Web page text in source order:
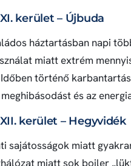
kerület – Újbuda
háztartásban napi
miatt extrém
történő
és az
kerület – Hegyvidék
sajátosságok miatt
miatt sok bojler